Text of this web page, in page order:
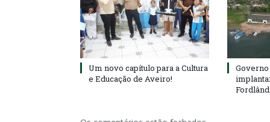
Um novo capítulo para a Cultura
e Educação de Aveiro!